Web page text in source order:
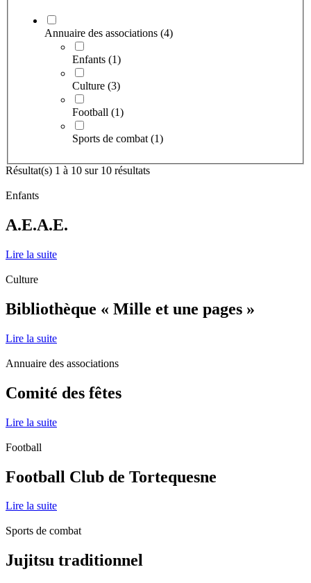
Annuaire des associations (4)
Enfants (1)
Culture (3)
Football (1)
Sports de combat (1)
Résultat(s) 1 à 10 sur 10 résultats
Enfants
A.E.A.E.
Lire la suite
Culture
Bibliothèque « Mille et une pages »
Lire la suite
Annuaire des associations
Comité des fêtes
Lire la suite
Football
Football Club de Tortequesne
Lire la suite
Sports de combat
Jujitsu traditionnel